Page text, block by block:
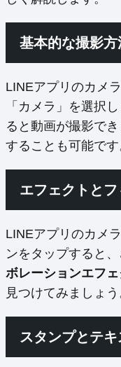
基本的な撮影方
LINEアプリのカメ
「カメラ」を選択
ると動画が撮影で
することも可能です
エフェクトと
LINEアプリのカメ
ンをタップすると
ボレーションエフェ
見つけてみましょう
スタンプとテ